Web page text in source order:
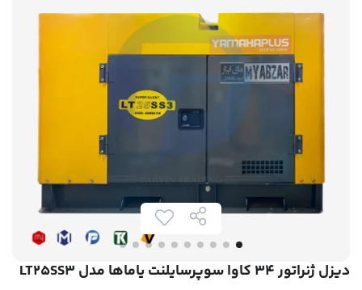
دیزل ژنراتور 34 کاوا سوپرسایلنت یاماها مدل LT25SS3